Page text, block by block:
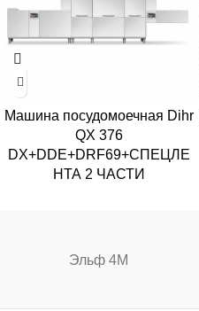
Машина посудомоечная Dihr
QX 376
DX+DDE+DRF69+СПЕЦЛЕ
НТА 2 ЧАСТИ
Эльф 4М